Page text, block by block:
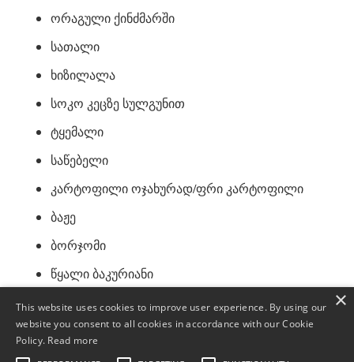
ორაგული ქინძმარში
სათალი
ხიზილალა
სოკო კეცზე სულგუნით
ტყემალი
საწებელი
კარტოფილი ოჯახურად/ფრი კარტოფილი
ბაჟე
ბორჯომი
წყალი ბაკურიანი
ლიმონათი
კომპოტი სახლის/ მახიტო
×
This website uses cookies to improve user experience. By using our
website you consent to all cookies in accordance with our Cookie
Policy. Read more